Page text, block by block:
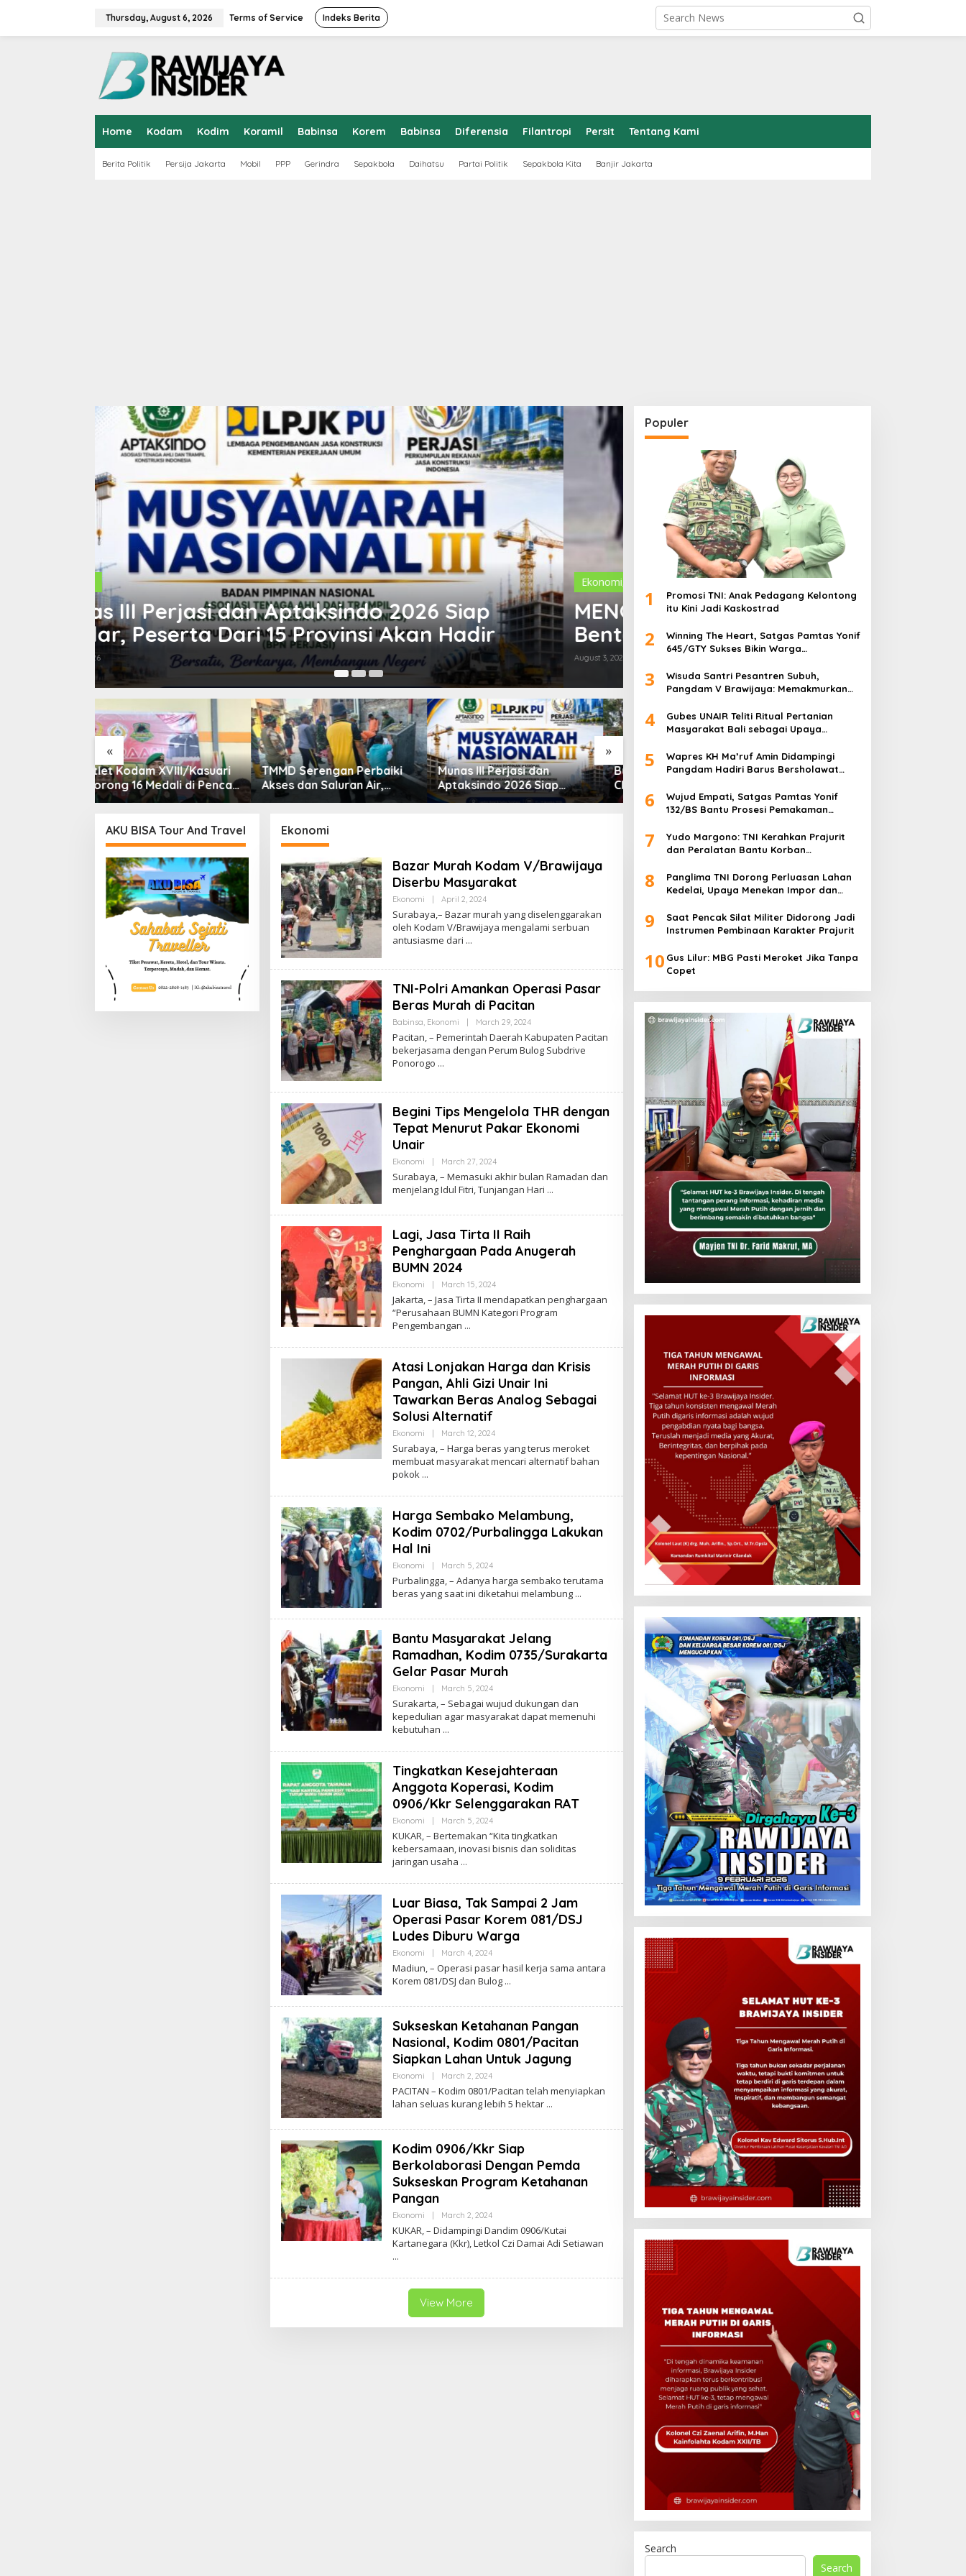
Thursday, August 6, 2026 Terms of Service Indeks Berita
Home Kodam Kodim Koramil Babinsa Korem Babinsa Diferensia Filantropi Persit Tentang Kami
Berita Politik Persija Jakarta Mobil PPP Gerindra Sepakbola Daihatsu Partai Politik Sepakbola Kita Banjir Jakarta
Ekonomi,IDE
MENGHARGAI DIRI SENDIRI: Catatan Subuh dari
Bentangan Tambang Tanah Jawa
Ekonomi
Pangdam V/Brawijaya Tutup
Sarjana Siap Jadi Motor
Desa
« »
TMMD Serengan Perbaiki
Akses dan Saluran Air,
Warga Gotong Royong
Munas III Perjasi dan
Aptaksindo 2026 Siap
Digelar, Peserta Dari 15
Bukan Sekadar Outing
Class, Siswa SD
Digembleng Disiplin ala TNI
Kapolres Sanggau
Yonarmed 19/Bogani,
Perkuat Soliditas TNI-Polri
Atlet Kodam XVIII/Kasuari
Silat Piala Gubernur Papua
Barat Daya
AKU BISA Tour And Travel
Ekonomi
Bazar Murah Kodam V/Brawijaya
Diserbu Masyarakat
Ekonomi April 2, 2024B
B
R
J
Y
A
Surabaya,– Bazar murah yang diselenggarakan
oleh Kodam V/Brawijaya mengalami serbuan
antusiasme dari
TNI-Polri Amankan Operasi Pasar
Beras Murah di Pacitan
Babinsa, Ekonomi March 29, 2024B
B
R
J
A
Pacitan, – Pemerintah Daerah Kabupaten Pacitan
bekerjasama dengan Perum Bulog Subdrive
Ponorogo
Begini Tips Mengelola THR dengan
Tepat Menurut Pakar Ekonomi
Unair
Ekonomi March 27, 2024B
Y
B
R
J
A
Y
Surabaya, – Memasuki akhir bulan Ramadan dan
menjelang Idul Fitri, Tunjangan Hari
Lagi, Jasa Tirta II Raih
Penghargaan Pada Anugerah
BUMN 2024
Ekonomi March 15, 2024B
B
R
I
A
A
Jakarta, – Jasa Tirta II mendapatkan penghargaan
“Perusahaan BUMN Kategori Program
Pengembangan
Atasi Lonjakan Harga dan Krisis
Pangan, Ahli Gizi Unair Ini
Tawarkan Beras Analog Sebagai
Solusi Alternatif
Ekonomi March 12, 2024B
B
R
I
A
A
Surabaya, – Harga beras yang terus meroket
membuat masyarakat mencari alternatif bahan
pokok
Harga Sembako Melambung,
Kodim 0702/Purbalingga Lakukan
Hal Ini
Ekonomi March 5, 2024B
Y
B
R
J
A
Y
Purbalingga, – Adanya harga sembako terutama
beras yang saat ini diketahui melambung
Bantu Masyarakat Jelang
Ramadhan, Kodim 0735/Surakarta
Gelar Pasar Murah
Ekonomi March 5, 2024B
B
R
I
A
Y
A
Surakarta, – Sebagai wujud dukungan dan
kepedulian agar masyarakat dapat memenuhi
kebutuhan
Tingkatkan Kesejahteraan
Anggota Koperasi, Kodim
0906/Kkr Selenggarakan RAT
Ekonomi March 5, 2024B
Y
B
R
I
A
A
KUKAR, – Bertemakan “Kita tingkatkan
kebersamaan, inovasi bisnis dan soliditas
jaringan usaha
Luar Biasa, Tak Sampai 2 Jam
Operasi Pasar Korem 081/DSJ
Ludes Diburu Warga
Ekonomi March 4, 2024B
B
R
J
A
Y
A
Madiun, – Operasi pasar hasil kerja sama antara
Korem 081/DSJ dan Bulog
Sukseskan Ketahanan Pangan
Nasional, Kodim 0801/Pacitan
Siapkan Lahan Untuk Jagung
Ekonomi March 2, 2024B
Y
B
R
J
Y
PACITAN – Kodim 0801/Pacitan telah menyiapkan
lahan seluas kurang lebih 5 hektar
Kodim 0906/Kkr Siap
Berkolaborasi Dengan Pemda
Sukseskan Program Ketahanan
Pangan
Ekonomi March 2, 2024B
B
R
I
KUKAR, – Didampingi Dandim 0906/Kutai
Kartanegara (Kkr), Letkol Czi Damai Adi Setiawan
View More
Populer
1
Promosi TNI: Anak Pedagang Kelontong
itu Kini Jadi Kaskostrad
2
Winning The Heart, Satgas Pamtas Yonif
645/GTY Sukses Bikin Warga
3
Wisuda Santri Pesantren Subuh,
Pangdam V Brawijaya: Memakmurkan
4
Gubes UNAIR Teliti Ritual Pertanian
Masyarakat Bali sebagai Upaya
5
Wapres KH Ma’ruf Amin Didampingi
Pangdam Hadiri Barus Bersholawat
6
Wujud Empati, Satgas Pamtas Yonif
132/BS Bantu Prosesi Pemakaman
7
Yudo Margono: TNI Kerahkan Prajurit
dan Peralatan Bantu Korban
8
Panglima TNI Dorong Perluasan Lahan
Kedelai, Upaya Menekan Impor dan
9
Saat Pencak Silat Militer Didorong Jadi
Instrumen Pembinaan Karakter Prajurit
10 Gus Lilur: MBG Pasti Meroket Jika Tanpa
Copet
Search
Search